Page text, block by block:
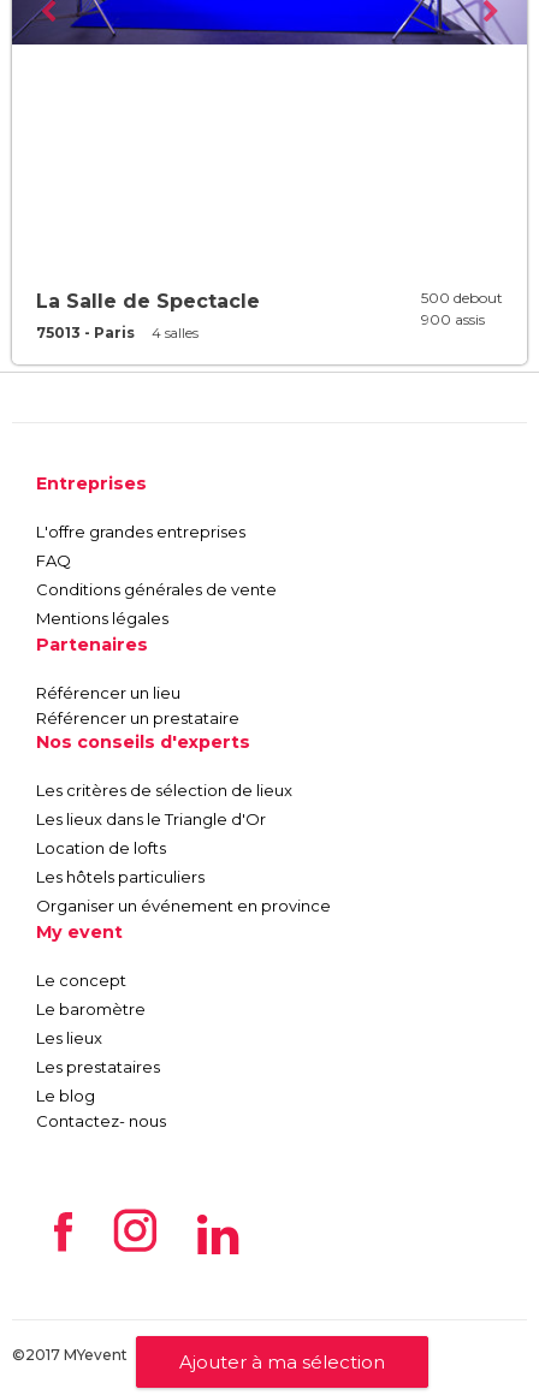
La Salle de Spectacle
75013 - Paris 4 salles
500 debout
900 assis
Entreprises
L'offre grandes entreprises
FAQ
Conditions générales de vente
Mentions légales
Partenaires
Référencer un lieu
Référencer un prestataire
Nos conseils d'experts
Les critères de sélection de lieux
Les lieux dans le Triangle d'Or
Location de lofts
Les hôtels particuliers
Organiser un événement en province
My event
Le concept
Le baromètre
Les lieux
Les prestataires
Le blog
Contactez- nous
©2017 MYevent